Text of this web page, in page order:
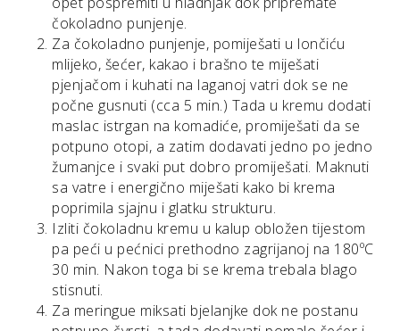
čokoladno punjenje.
Za čokoladno punjenje, pomiješati u lončiću
mlijeko, šećer, kakao i brašno te miješati
pjenjačom i kuhati na laganoj vatri dok se ne
počne gusnuti (cca 5 min.) Tada u kremu dodati
maslac istrgan na komadiće, promiješati da se
potpuno otopi, a zatim dodavati jedno po jedno
žumanjce i svaki put dobro promiješati. Maknuti
sa vatre i energično miješati kako bi krema
poprimila sjajnu i glatku strukturu.
Izliti čokoladnu kremu u kalup obložen tijestom
pa peći u pećnici prethodno zagrijanoj na 180ºC
30 min. Nakon toga bi se krema trebala blago
stisnuti.
Za meringue miksati bjelanjke dok ne postanu